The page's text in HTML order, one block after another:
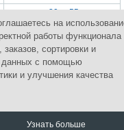
-30...+55
средний-III
96.5
оборудованием
на
работы функционала
заказов, сортировки и
данных с помощью
и улучшения качества
Узнать больше